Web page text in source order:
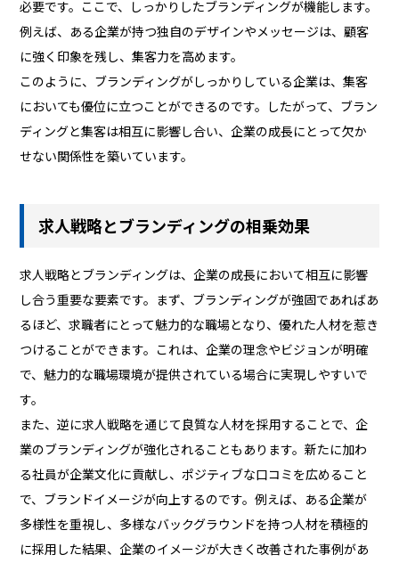
必要です。ここで、しっかりしたブランディングが機能します。
例えば、ある企業が持つ独自のデザインやメッセージは、顧客
に強く印象を残し、集客力を高めます。
このように、ブランディングがしっかりしている企業は、集客
においても優位に立つことができるのです。したがって、ブラン
ディングと集客は相互に影響し合い、企業の成長にとって欠か
せない関係性を築いています。
求人戦略とブランディングの相乗効果
求人戦略とブランディングは、企業の成長において相互に影響
し合う重要な要素です。まず、ブランディングが強固であればあ
るほど、求職者にとって魅力的な職場となり、優れた人材を惹き
つけることができます。これは、企業の理念やビジョンが明確
で、魅力的な職場環境が提供されている場合に実現しやすいで
す。
また、逆に求人戦略を通じて良質な人材を採用することで、企
業のブランディングが強化されることもあります。新たに加わ
る社員が企業文化に貢献し、ポジティブな口コミを広めること
で、ブランドイメージが向上するのです。例えば、ある企業が
多様性を重視し、多様なバックグラウンドを持つ人材を積極的
に採用した結果、企業のイメージが大きく改善された事例があ